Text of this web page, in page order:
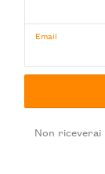
Email
Non